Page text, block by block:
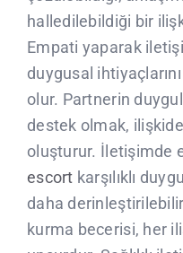
halledilebildiği bir
Empati yaparak
duygusal
olur. Partnerin
destek olmak,
oluşturur. İletişimde
escort karşılıklı
daha
kurma becerisi, her